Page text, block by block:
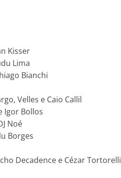
Kisser
Lima
Bianchi
Velles e Caio Callil
Igor Bollos
Noé
Borges
Decadence e Cézar Tortorelli